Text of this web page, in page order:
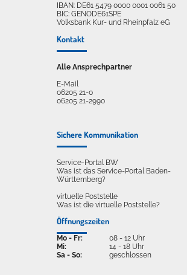
IBAN: DE61 5479 0000 0001 0061 50
BIC: GENODE61SPE
Volksbank Kur- und Rheinpfalz eG
Kontakt
Alle Ansprechpartner
E-Mail
06205 21-0
06205 21-2990
Sichere Kommunikation
Service-Portal BW
Was ist das Service-Portal Baden-
Württemberg?
virtuelle Poststelle
Was ist die virtuelle Poststelle?
Öffnungszeiten
Mo - Fr:
Mi:
Sa - So:
08 - 12 Uhr
14 - 18 Uhr
geschlossen